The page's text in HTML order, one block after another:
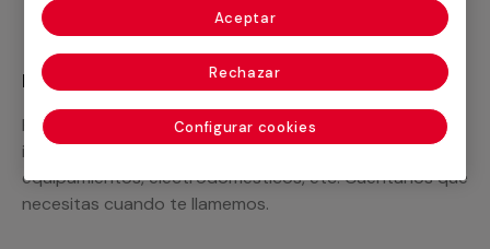
Recuerda que en MULTIMAP
Podemos ofrecer cualquier servicio a medida
incluyendo todo lo que necesites: materiales,
equipamientos, electrodomésticos, etc. Cuéntanos que
necesitas cuando te llamemos.
Configurar cookies
Rechazar
Aceptar